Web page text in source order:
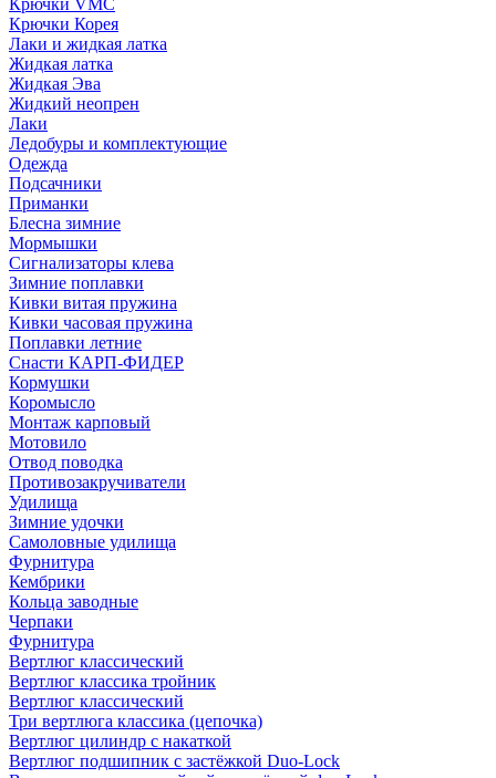
Крючки VMC
Крючки Корея
Лаки и жидкая латка
Жидкая латка
Жидкая Эва
Жидкий неопрен
Лаки
Ледобуры и комплектующие
Одежда
Подсачники
Приманки
Блесна зимние
Мормышки
Сигнализаторы клева
Зимние поплавки
Кивки витая пружина
Кивки часовая пружина
Поплавки летние
Снасти КАРП-ФИДЕР
Кормушки
Коромысло
Монтаж карповый
Мотовило
Отвод поводка
Противозакручиватели
Удилища
Зимние удочки
Самоловные удилища
Фурнитура
Кембрики
Кольца заводные
Черпаки
Фурнитура
Вертлюг классический
Вертлюг классика тройник
Вертлюг классический
Три вертлюга классика (цепочка)
Вертлюг цилиндр с накаткой
Вертлюг подшипник с застёжкой Duo-Lock